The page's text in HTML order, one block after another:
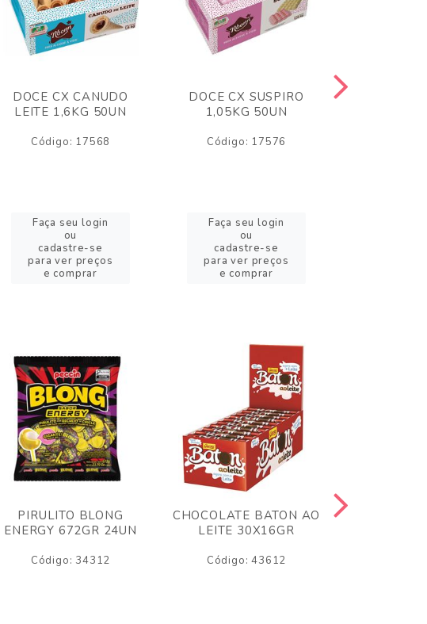
DOCE CX CANUDO
LEITE 1,6KG 50UN
Código: 17568
Faça seu login
ou
cadastre-se
para ver preços
e comprar
DOCE CX SUSPIRO
1,05KG 50UN
Código: 17576
Faça seu login
ou
cadastre-se
para ver preços
e comprar
PIRULITO BLONG
ENERGY 672GR 24UN
Código: 34312
CHOCOLATE BATON AO
LEITE 30X16GR
Código: 43612